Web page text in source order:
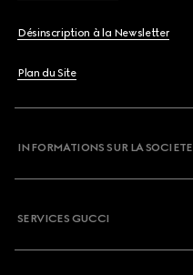
Désinscription à la Newsletter
Plan du Site
INFORMATIONS SUR LA SOCIETE
SERVICES GUCCI